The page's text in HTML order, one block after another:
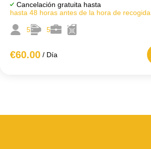
Cancelación gratuita hasta
hasta 48 horas antes de la hora de recogida
5 5
€60.00 / Día